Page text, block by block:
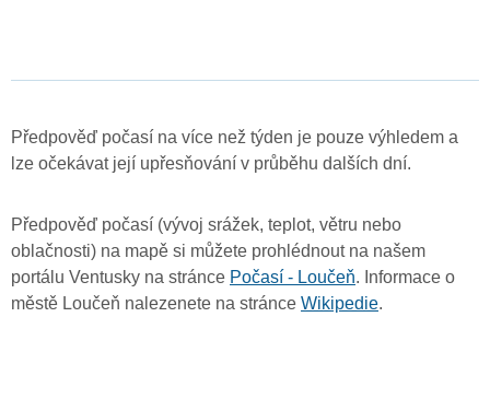
Předpověď počasí na více než týden je pouze výhledem a
lze očekávat její upřesňování v průběhu dalších dní.
Předpověď počasí (vývoj srážek, teplot, větru nebo
oblačnosti) na mapě si můžete prohlédnout na našem
portálu Ventusky na stránce Počasí - Loučeň. Informace o
městě Loučeň nalezenete na stránce Wikipedie.